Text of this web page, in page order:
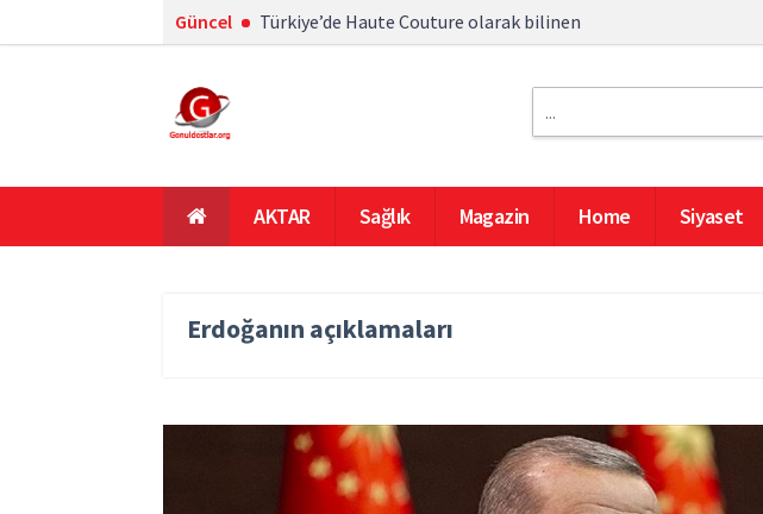
Güncel Türkiye’de Haute Couture olarak bilinen
AKTAR Sağlık Magazin Home Siyaset
Erdoğanın açıklamaları